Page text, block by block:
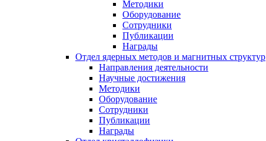
Методики
Оборудование
Сотрудники
Публикации
Награды
Отдел ядерных методов и магнитных структур
Направления деятельности
Научные достижения
Методики
Оборудование
Сотрудники
Публикации
Награды